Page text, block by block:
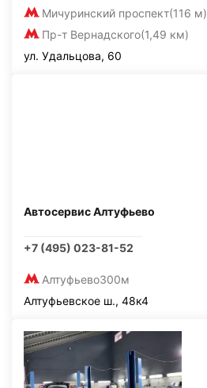
Мичуринский проспект(116 м)
Пр-т Вернадского(1,49 км)
ул. Удальцова, 60
Автосервис Алтуфьево
+7 (495) 023-81-52
Алтуфьево300м
Алтуфьевское ш., 48к4